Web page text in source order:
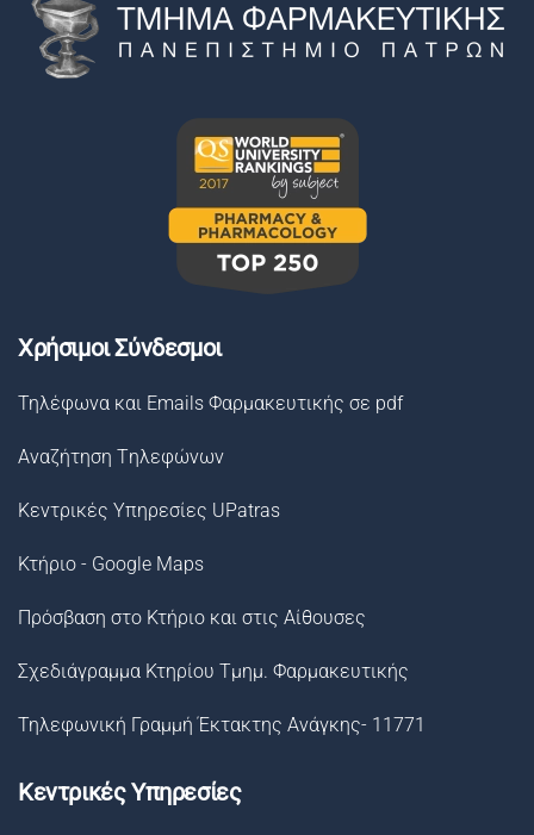
Χρήσιμοι Σύνδεσμοι
Τηλέφωνα και Emails Φαρμακευτικής σε pdf
Αναζήτηση Tηλεφώνων
Κεντρικές Υπηρεσίες UPatras
Κτήριο - Google Maps
Πρόσβαση στο Κτήριο και στις Αίθουσες
Σχεδιάγραμμα Κτηρίου Τμημ. Φαρμακευτικής
Τηλεφωνική Γραμμή Έκτακτης Ανάγκης- 11771
Κεντρικές Υπηρεσίες